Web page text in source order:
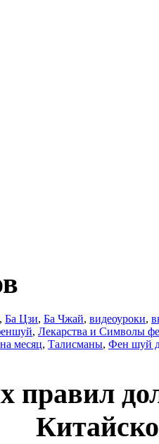
, Ба Цзи, Ба Чжай, видеоуроки,
, Лекарства и Символы
месяц, Талисманы, Фен шуй
правил